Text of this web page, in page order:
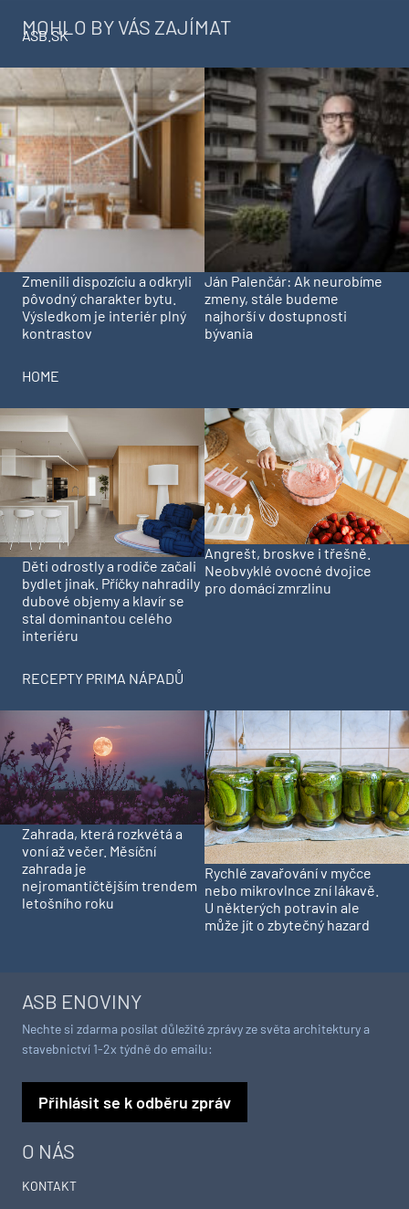
MOHLO BY VÁS ZAJÍMAT
ASB.SK
Zmenili dispozíciu a odkryli
pôvodný charakter bytu.
Výsledkom je interiér plný
kontrastov
Ján Palenčár: Ak neurobíme
zmeny, stále budeme
najhorší v dostupnosti
bývania
HOME
Děti odrostly a rodiče začali
bydlet jinak. Příčky nahradily
dubové objemy a klavír se
stal dominantou celého
interiéru
Angrešt, broskve i třešně.
Neobvyklé ovocné dvojice
pro domácí zmrzlinu
RECEPTY PRIMA NÁPADŮ
Zahrada, která rozkvétá a
voní až večer. Měsíční
zahrada je
nejromantičtějším trendem
letošního roku
Rychlé zavařování v myčce
nebo mikrovlnce zní lákavě.
U některých potravin ale
může jít o zbytečný hazard
O NÁS
KONTAKT
ASB ENOVINY
Nechte si zdarma posílat důležité zprávy ze světa architektury a
stavebnictví 1-2x týdně do emailu:
Přihlásit se k odběru zpráv